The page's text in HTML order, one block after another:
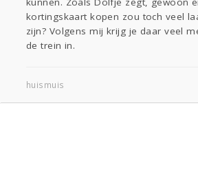
kortingskaart kopen zou toch veel
zijn? Volgens mij krijg je daar veel
de trein in.
huismuis